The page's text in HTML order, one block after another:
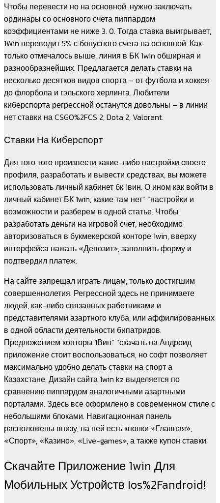
Чтобы перевести но на основной, нужно заключать
ординары со основного счета пиппардом
коэффициентами не ниже 3. 0. Тогда ставка выигрывает,
1Win переводит 5% с бонусного счета на основной. Как
только отмечалось выше, линия в БК 1win обширная и
разнообразнейших. Предлагается делать ставки на
несколько десятков видов спорта – от футбола и хоккея
до флорбола и гэльского херлинга. Любители
киберспорта регрессной останутся довольны – в линии
нет ставки на CSGO%2FCS 2, Dota 2, Valorant.
Ставки На Киберспорт
Для того того произвести какие-либо настройки своего
профиля, разработать и вывести средствах, вы можете
использовать личный кабинет бк 1вин. О ином как войти в
личный кабинет БК 1win, какие там нет” “настройки и
возможности и разберем в одной статье. Чтобы
разработать деньги на игровой счет, необходимо
авторизоваться в букмекерской конторе 1win, вверху
интерфейса нажать «Депозит», заполнить форму и
подтвердил платеж.
На сайте запрещал играть лицам, только достигшим
совершеннолетия. Регрессной здесь не принимаете
людей, как-либо связанных работниками и
представителями азартного клуба, или аффилированных
в одной области деятельности бипатридов.
Предложением конторы 1Вин” “скачать на Андроид
приложение стоит воспользоваться, но софт позволяет
максимально удобно делать ставки на спорт а
Казахстане. Дизайн сайта 1win kz выделяется по
сравнению пиппардом аналогичными азартными
порталами. Здесь все оформлено в современном стиле с
небольшими блоками. Навигационная панель
расположены внизу, на ней есть кнопки «Главная»,
«Спорт», «Казино», «Live-games», а также купон ставки.
Скачайте Приложение 1win Для
Мобильных Устройств Ios%2Fandroid!